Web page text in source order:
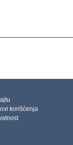
korišćenja